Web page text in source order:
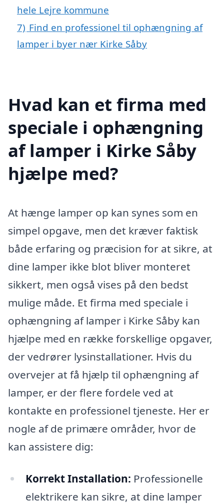
hele Lejre kommune
7) Find en professionel til ophængning af
lamper i byer nær Kirke Såby
Hvad kan et firma med
speciale i ophængning
af lamper i Kirke Såby
hjælpe med?
At hænge lamper op kan synes som en
simpel opgave, men det kræver faktisk
både erfaring og præcision for at sikre, at
dine lamper ikke blot bliver monteret
sikkert, men også vises på den bedst
mulige måde. Et firma med speciale i
ophængning af lamper i Kirke Såby kan
hjælpe med en række forskellige opgaver,
der vedrører lysinstallationer. Hvis du
overvejer at få hjælp til ophængning af
lamper, er der flere fordele ved at
kontakte en professionel tjeneste. Her er
nogle af de primære områder, hvor de
kan assistere dig:
Korrekt Installation: Professionelle
elektrikere kan sikre, at dine lamper